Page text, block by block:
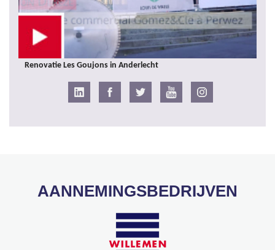
Renovatie Les Goujons in Anderlecht
AANNEMINGSBEDRIJVEN